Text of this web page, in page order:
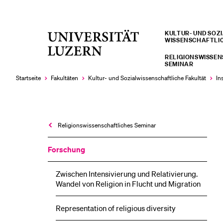
Universität
KULTUR- UND
SEMINAR
Startseite
Fakultäten Kultur- und Sozial­­wissenschaftliche Fakultät
Religions­wissenschaftliches Seminar
Forschung
Zwischen Intensivierung und Relativierung.
Wandel von Religion in Flucht und Migration
Representation of religious diversity
LETZTE SUCHEN
Sie haben noch keine Suche getätigt.